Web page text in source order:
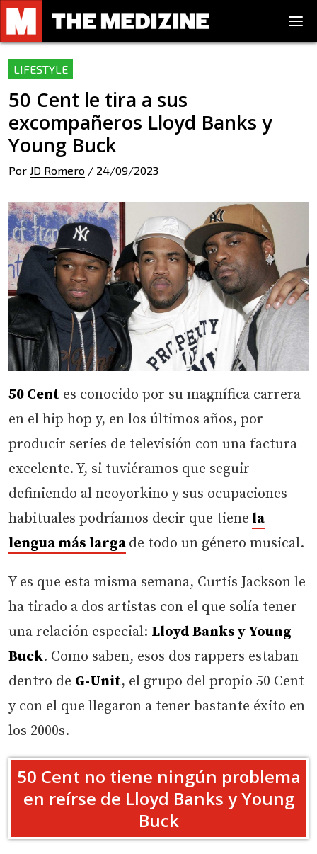
LIFESTYLE
50 Cent le tira a sus
excompañeros Lloyd Banks y
Young Buck
Por JD Romero / 24/09/2023
50 Cent es conocido por su magnífica carrera
en el hip hop y, en los últimos años, por
producir series de televisión con una factura
excelente. Y, si tuviéramos que seguir
definiendo al neoyorkino y sus ocupaciones
habituales podríamos decir que tiene la
lengua más larga de todo un género musical.
Y es que esta misma semana, Curtis Jackson le
ha tirado a dos artistas con el que solía tener
una relación especial: Lloyd Banks y Young
Buck. Como saben, esos dos rappers estaban
dentro de G-Unit, el grupo del propio 50 Cent
y con el que llegaron a tener bastante éxito en
los 2000s.
50 Cent no tiene ningún problema
en reírse de Lloyd Banks y Young
Buck